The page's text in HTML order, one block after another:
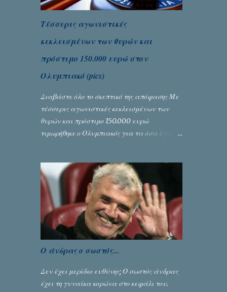
Τέσσερις αγωνιστικές
κεκλεισμένων των θυρών και
πρόστιμο 150.000 ευρώ στον
Ολυμπιακό (pics)
Διαβάστε όλο το σκεπτικό της απόφασης Με
τέσσερις αγωνιστικές κεκλεισμένων των
θυρών και πρόστιμο 150.000 ευρώ
τιμωρήθηκε ο Ολυμπιακός για τα όσα έγιναν
εξάντλησε την αυστηρότητά της,
περισσότερο λόγω του ντόρου που
δημιούργησαν τα ελεγχόμενα ΜΜΕ, αλλά
σε κάθε περίπτωση δεν επέβαλε ποινή
αφαίρεσης βαθμών, όπως απαιτούσαν,
αφού κάτι τέτοιο δεν ήταν εφικτό, σύμφωνα
με τα στοιχεία...
Ο άνδρας ο σωστός...
Δεν έχει μερίδιο ευθύνης; Ο σωστός άνδρας
έχει τη γυναίκα κορώνα στο κεφάλι του.